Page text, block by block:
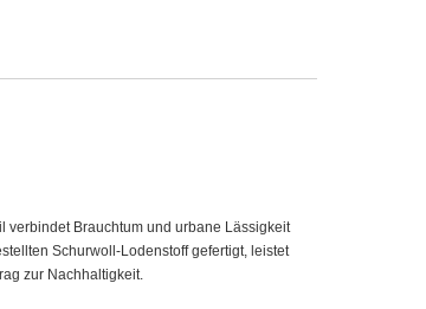
verbindet Brauchtum und urbane Lässigkeit
Schurwoll-Lodenstoff gefertigt, leistet
zur Nachhaltigkeit.